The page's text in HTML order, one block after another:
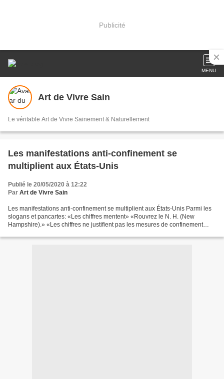
Publicité
MENU
Art de Vivre Sain
Le véritable Art de Vivre Sainement & Naturellement
Les manifestations anti-confinement se
multiplient aux États-Unis
Publié le 20/05/2020 à 12:22
Par Art de Vivre Sain
Les manifestations anti-confinement se multiplient aux États-Unis Parmi les
slogans et pancartes: «Les chiffres mentent» «Rouvrez le N. H. (New
Hampshire).» «Les chiffres ne justifient pas les mesures de confinement